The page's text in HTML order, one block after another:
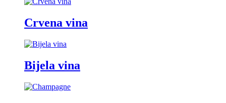
Crvena vina
Bijela vina